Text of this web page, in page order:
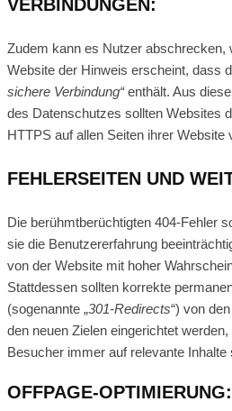
VERBINDUNGEN:
Zudem kann es Nutzer abschrecken,
Website der Hinweis erscheint, dass
sichere Verbindung“enthält. Aus
des Datenschutzes sollten Websites
HTTPS auf allen Seiten ihrer Website
FEHLERSEITEN UND
Die berühmtberüchtigten 404-Fehler
sie die Benutzererfahrung
von der Website mit hoher
Stattdessen sollten korrekte
(sogenannte „301-Redirects“) von
den neuen Zielen eingerichtet
Besucher immer auf relevante Inhalte
OFFPAGE-